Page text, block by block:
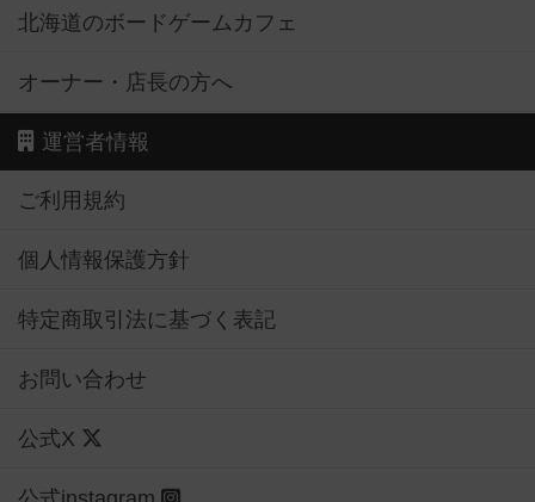
北海道のボードゲームカフェ
オーナー・店長の方へ
運営者情報
ご利用規約
個人情報保護方針
特定商取引法に基づく表記
お問い合わせ
公式X